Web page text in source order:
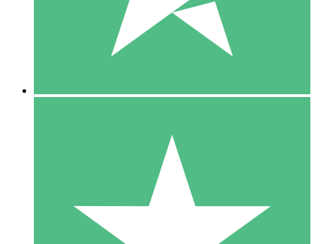
10 00
10 Downloads
20 00